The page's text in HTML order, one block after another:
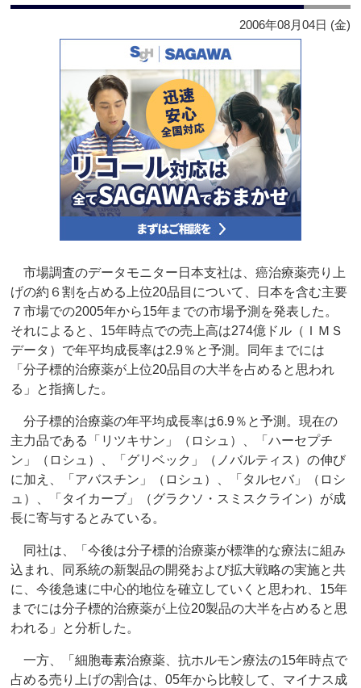
2006年08月04日 (金)
市場調査のデータモニター日本支社は、癌治療薬売り上
げの約６割を占める上位20品目について、日本を含む主要
７市場での2005年から15年までの市場予測を発表した。
それによると、15年時点での売上高は274億ドル（ＩＭＳ
データ）で年平均成長率は2.9％と予測。同年までには
「分子標的治療薬が上位20品目の大半を占めると思われ
る」と指摘した。
分子標的治療薬の年平均成長率は6.9％と予測。現在の
主力品である「リツキサン」（ロシュ）、「ハーセプチ
ン」（ロシュ）、「グリベック」（ノバルティス）の伸び
に加え、「アバスチン」（ロシュ）、「タルセバ」（ロシ
ュ）、「タイカーブ」（グラクソ・スミスクライン）が成
長に寄与するとみている。
同社は、「今後は分子標的治療薬が標準的な療法に組み
込まれ、同系統の新製品の開発および拡大戦略の実施と共
に、今後急速に中心的地位を確立していくと思われ、15年
までには分子標的治療薬が上位20製品の大半を占めると思
われる」と分析した。
一方、「細胞毒素治療薬、抗ホルモン療法の15年時点で
占める売り上げの割合は、05年から比較して、マイナス成